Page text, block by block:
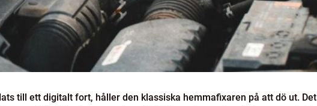
till ett digitalt fort, håller den klassiska hemmafixaren på att dö ut. Det